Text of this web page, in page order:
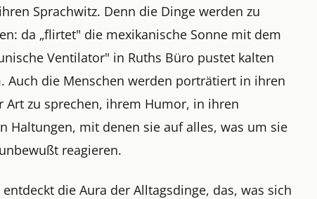
Sprachwitz. Denn die Dinge werden zu
da „flirtet" die mexikanische Sonne mit dem
Ventilator" in Ruths Büro pustet kalten
Auch die Menschen werden porträtiert in ihren
Art zu sprechen, ihrem Humor, in ihren
Haltungen, mit denen sie auf alles, was um sie
reagieren.
entdeckt die Aura der Alltagsdinge, das, was sich